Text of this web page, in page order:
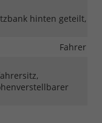
hinten geteilt,
Fahrer